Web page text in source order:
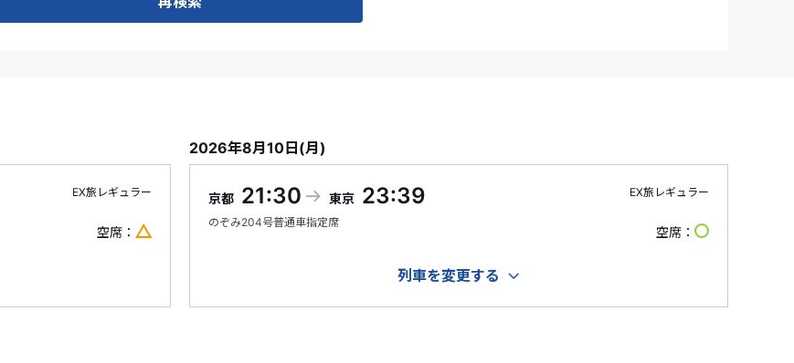
EX旅レギュラー
空席
2026年8月10日(月)
京都 21:30 東京 23:39
のぞみ204号普通車指定席
EX旅レギュラー
空席
列車を変更する